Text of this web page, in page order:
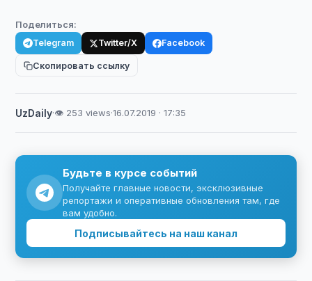
Поделиться:
Telegram Twitter/X Facebook
Скопировать ссылку
UzDaily·👁 253 views·16.07.2019 · 17:35
Будьте в курсе событий
Получайте главные новости, эксклюзивные
репортажи и оперативные обновления там, где
вам удобно.
Подписывайтесь на наш канал